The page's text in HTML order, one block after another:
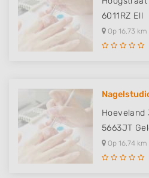
6011RZ Ell
Op 16,73
Hoeveland
5663JT
Op 16,74